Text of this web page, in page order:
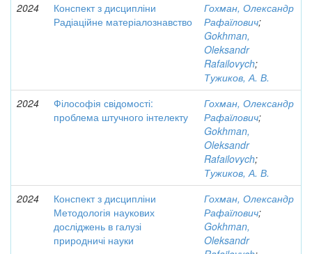
2024
Конспект з дисципліни
Радіаційне матеріалознавство
Гохман, Олександр
Рафаїлович;
Gokhman,
Oleksandr
Rafailovych;
Тужиков, А. В.
2024
Філософія свідомості:
проблема штучного інтелекту
Гохман, Олександр
Рафаїлович;
Gokhman,
Oleksandr
Rafailovych;
Тужиков, А. В.
2024
Конспект з дисципліни
Методологія наукових
досліджень в галузі
природничі науки
Гохман, Олександр
Рафаїлович;
Gokhman,
Oleksandr